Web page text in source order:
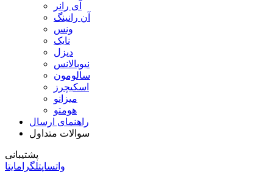
آی رانر
آن رانینگ
ونس
نایک
دیزل
نیوبالانس
سالومون
اسکیچرز
میزانو
هومتو
راهنمای ارسال
سوالات متداول
پشتیبانی
واتساپتلگرامایتا